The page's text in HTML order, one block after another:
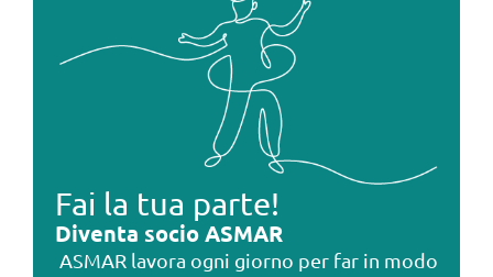
Fai la tua parte!
Diventa socio ASMAR
ASMAR lavora ogni giorno per far in modo